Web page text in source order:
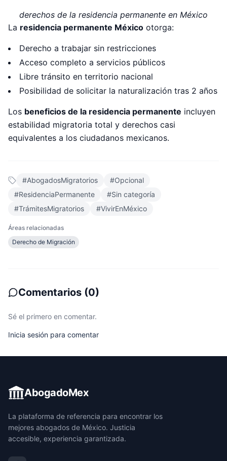
derechos de la residencia permanente en México
La residencia permanente México otorga:
Derecho a trabajar sin restricciones
Acceso completo a servicios públicos
Libre tránsito en territorio nacional
Posibilidad de solicitar la naturalización tras 2 años
Los beneficios de la residencia permanente incluyen
estabilidad migratoria total y derechos casi
equivalentes a los ciudadanos mexicanos.
#AbogadosMigratorios #Opcional
#ResidenciaPermanente #Sin categoría
#TrámitesMigratorios #VivirEnMéxico
Áreas relacionadas
Derecho de Migración
Comentarios (0)
Sé el primero en comentar.
Inicia sesión para comentar
AbogadoMex
La plataforma de referencia para encontrar los
mejores abogados de México. Justicia
accesible, experiencia garantizada.